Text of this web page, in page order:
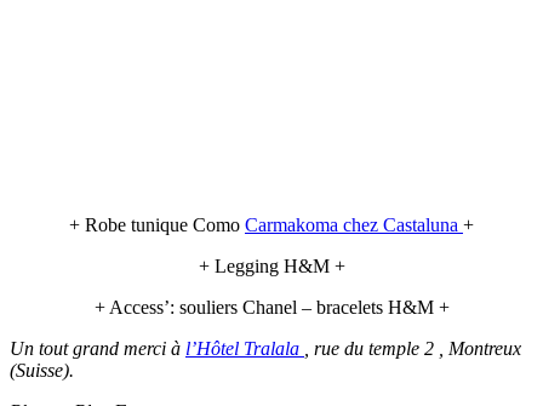
+ Robe tunique Como Carmakoma chez Castaluna +
+ Legging H&M +
+ Access’: souliers Chanel – bracelets H&M +
Un tout grand merci à l’Hôtel Tralala
, rue du temple 2 , Montreux
(Suisse).